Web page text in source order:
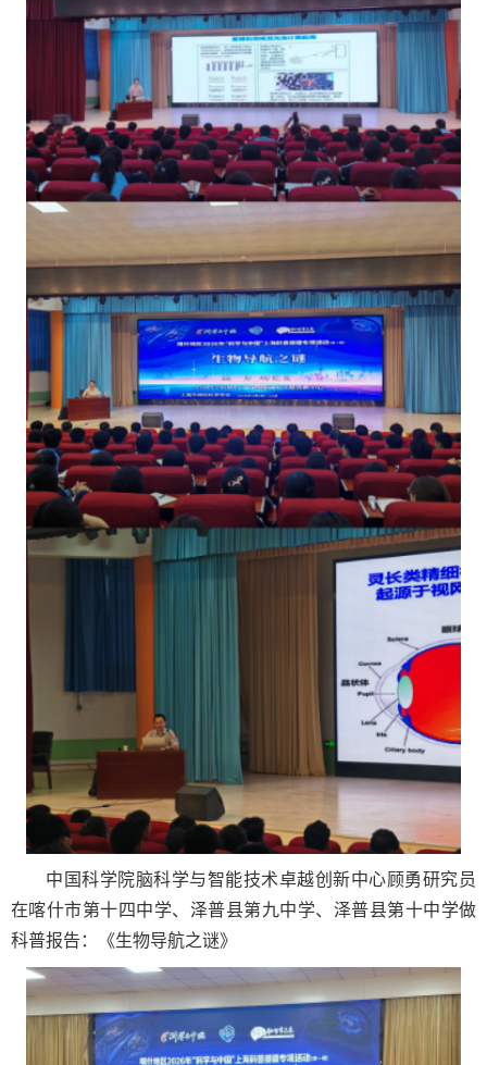
中国科学院脑科学与智能技术卓越创新中心顾勇研究员
在喀什市第十四中学、泽普县第九中学、泽普县第十中学做
科普报告：《生物导航之谜》